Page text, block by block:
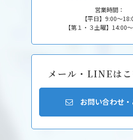
営業時間：
【平日】9:00～
【第１・３土曜】14:00
メール・LINEはこ
お問い合わせ